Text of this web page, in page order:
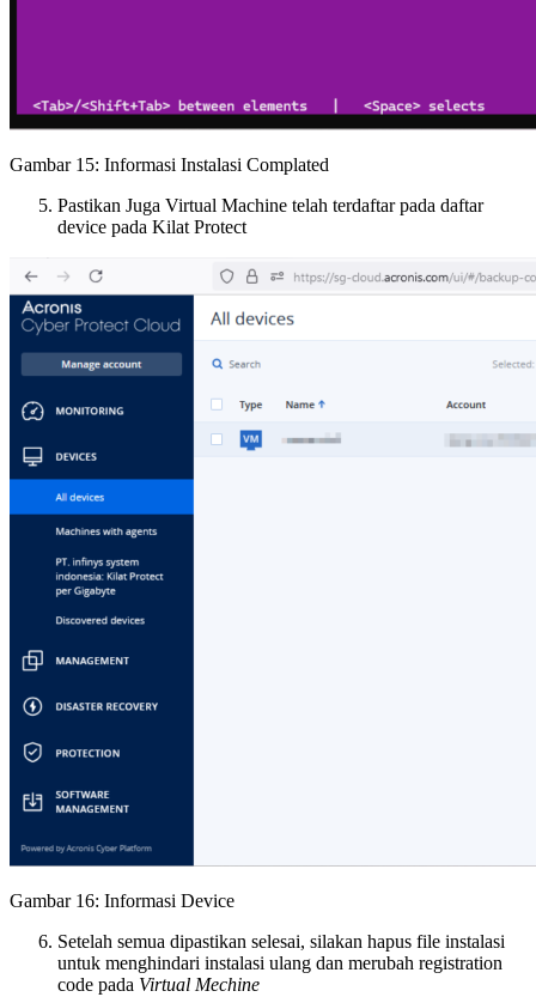
Gambar 15: Informasi Instalasi Complated
Pastikan Juga Virtual Machine telah terdaftar pada daftar
device pada Kilat Protect
Gambar 16: Informasi Device
Setelah semua dipastikan selesai, silakan hapus file instalasi
untuk menghindari instalasi ulang dan merubah registration
code pada Virtual Mechine